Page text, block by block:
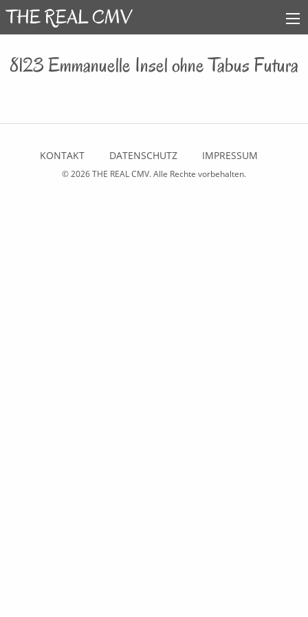
8123 Emmanuelle Insel ohne Tabus Futura
KONTAKT DATENSCHUTZ IMPRESSUM
© 2026THE REAL CMV. Alle Rechte vorbehalten.